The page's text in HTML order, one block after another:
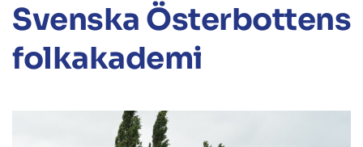
Svenska Österbottens
folkakademi